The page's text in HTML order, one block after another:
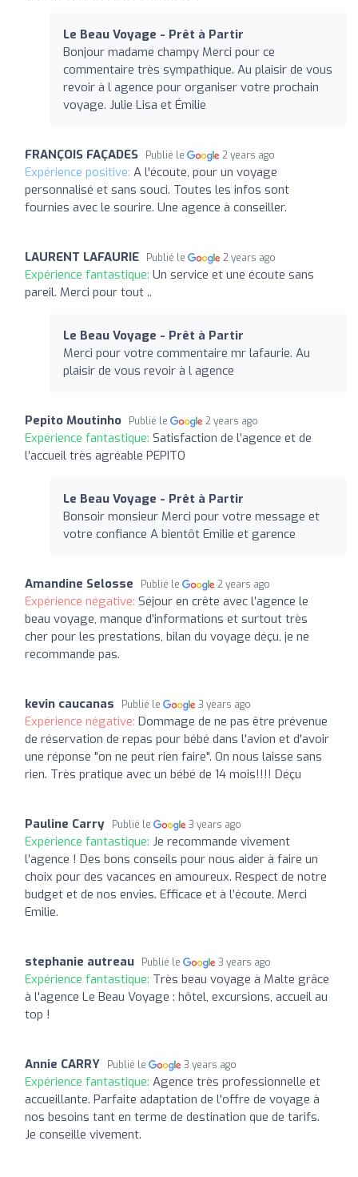
Le Beau Voyage - Prêt à Partir
Bonjour madame champy Merci pour ce
commentaire très sympathique. Au plaisir de vous
revoir à l agence pour organiser votre prochain
voyage. Julie Lisa et Émilie
FRANÇOIS FAÇADES Publié le 2 years ago
Expérience positive: A l'écoute, pour un voyage
personnalisé et sans souci. Toutes les infos sont
fournies avec le sourire. Une agence à conseiller.
LAURENT LAFAURIE Publié le 2 years ago
Expérience fantastique: Un service et une écoute sans
pareil. Merci pour tout ..
Le Beau Voyage - Prêt à Partir
Merci pour votre commentaire mr lafaurie. Au
plaisir de vous revoir à l agence
Pepito Moutinho Publié le 2 years ago
Expérience fantastique: Satisfaction de l’agence et de
l’accueil très agréable PEPITO
Le Beau Voyage - Prêt à Partir
Bonsoir monsieur Merci pour votre message et
votre confiance A bientôt Emilie et garence
Amandine Selosse Publié le 2 years ago
Expérience négative: Séjour en crête avec l’agence le
beau voyage, manque d’informations et surtout très
cher pour les prestations, bilan du voyage déçu, je ne
recommande pas.
kevin caucanas Publié le 3 years ago
Expérience négative: Dommage de ne pas être prévenue
de réservation de repas pour bébé dans l'avion et d'avoir
une réponse "on ne peut rien faire". On nous laisse sans
rien. Très pratique avec un bébé de 14 mois!!!! Déçu
Pauline Carry Publié le 3 years ago
Expérience fantastique: Je recommande vivement
l’agence ! Des bons conseils pour nous aider à faire un
choix pour des vacances en amoureux. Respect de notre
budget et de nos envies. Efficace et à l’écoute. Merci
Emilie.
stephanie autreau Publié le 3 years ago
Expérience fantastique: Très beau voyage à Malte grâce
à l'agence Le Beau Voyage : hôtel, excursions, accueil au
top !
Annie CARRY Publié le 3 years ago
Expérience fantastique: Agence très professionnelle et
accueillante. Parfaite adaptation de l'offre de voyage à
nos besoins tant en terme de destination que de tarifs.
Je conseille vivement.